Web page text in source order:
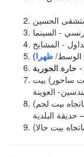
الوسط/ ظهرا)
ساحور) بيت
بيت لحم)